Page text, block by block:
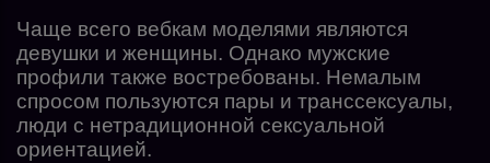
Чаще всего вебкам моделями являются
девушки и женщины. Однако мужские
профили также востребованы. Немалым
спросом пользуются пары и транссексуалы,
люди с нетрадиционной сексуальной
ориентацией.